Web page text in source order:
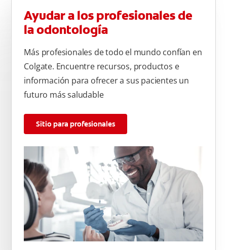
Ayudar a los profesionales de
la odontología
Más profesionales de todo el mundo confían en
Colgate. Encuentre recursos, productos e
información para ofrecer a sus pacientes un
futuro más saludable
Sitio para profesionales